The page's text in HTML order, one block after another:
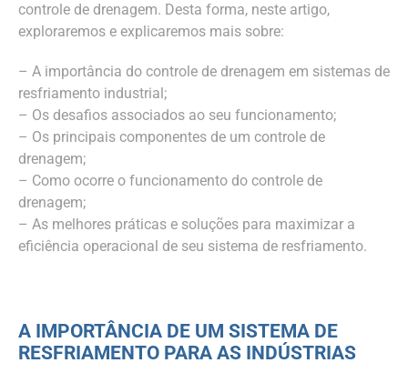
controle de drenagem. Desta forma, neste artigo,
exploraremos e explicaremos mais sobre:
– A importância do controle de drenagem em sistemas de
resfriamento industrial;
– Os desafios associados ao seu funcionamento;
– Os principais componentes de um controle de
drenagem;
– Como ocorre o funcionamento do controle de
drenagem;
– As melhores práticas e soluções para maximizar a
eficiência operacional de seu sistema de resfriamento.
A IMPORTÂNCIA DE UM SISTEMA DE
RESFRIAMENTO PARA AS INDÚSTRIAS